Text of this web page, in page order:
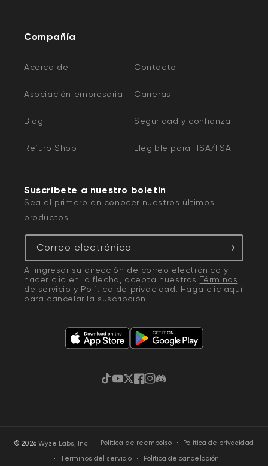
Compañía
Acerca de Contacto
Asociación empresarial Carreras
Blog Seguridad y confianza
Refurb Shop Elegible para HSA/FSA
Suscríbete a nuestro boletín
Sea el primero en conocer nuestros últimos
productos.
Correo electrónico
Al ingresar su dirección de correo electrónico y
hacer clic en la flecha, acepta nuestros Términos
de servicio y Política de privacidad. Haga clic aquí
para cancelar la suscripción.
TikTok
YouTube
Twitter
Facebook
Instagram
Discordia
© 2026 Wyze Labs, Inc. · Política de reembolso Política de privacidad
Términos del servicio Política de cancelación